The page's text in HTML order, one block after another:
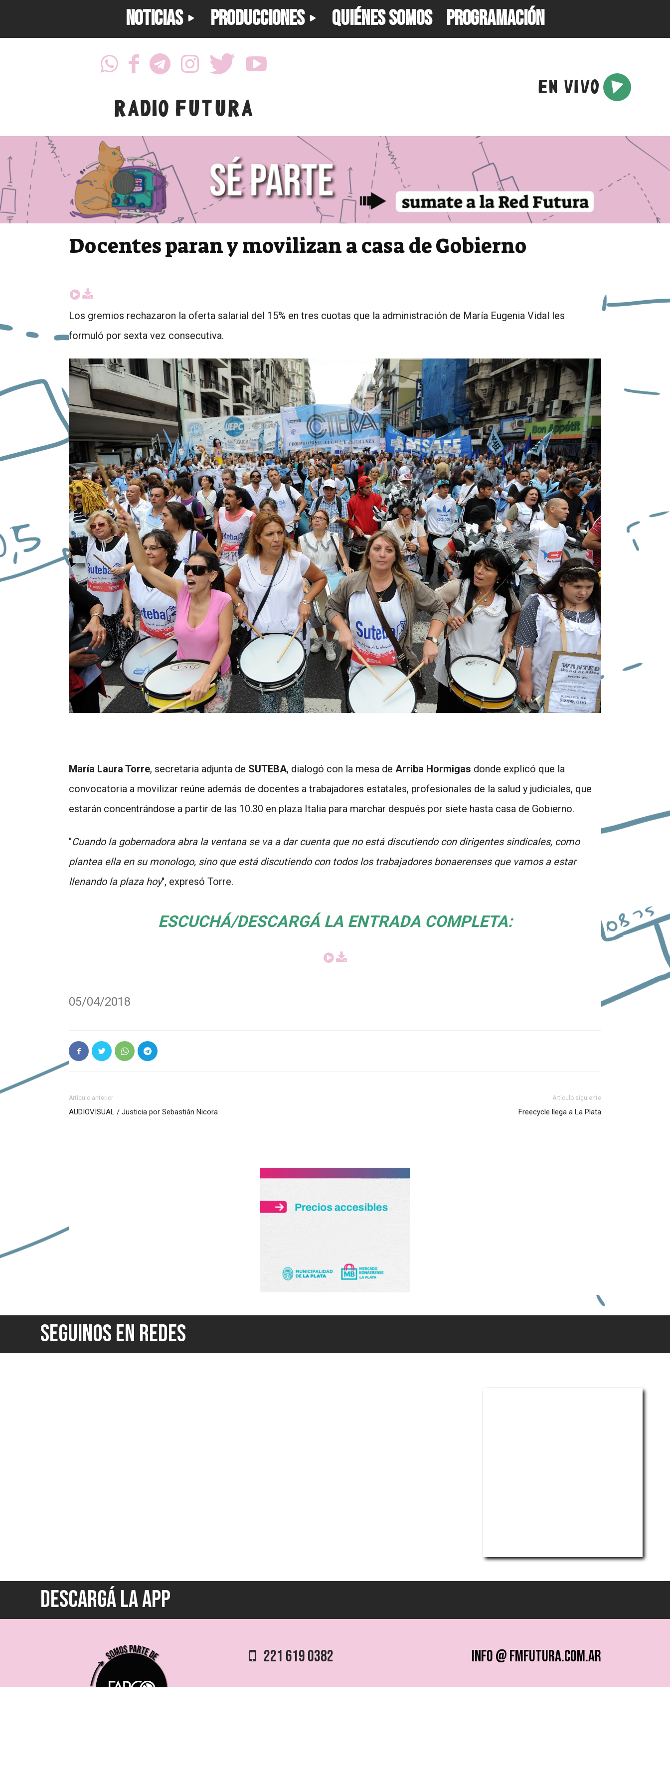
NOTICIAS PRODUCCIONES QUIÉNES SOMOS PROGRAMACIÓN
RADIO FUTURA
EN VIVO
Docentes paran y movilizan a casa de Gobierno
Los gremios rechazaron la oferta salarial del 15% en tres cuotas que la administración de María Eugenia Vidal les
formuló por sexta vez consecutiva.
María Laura Torre, secretaria adjunta de SUTEBA, dialogó con la mesa de Arriba Hormigas donde explicó que la
convocatoria a movilizar reúne además de docentes a trabajadores estatales, profesionales de la salud y judiciales, que
estarán concentrándose a partir de las 10.30 en plaza Italia para marchar después por siete hasta casa de Gobierno.
"Cuando la gobernadora abra la ventana se va a dar cuenta que no está discutiendo con dirigentes sindicales, como
plantea ella en su monologo, sino que está discutiendo con todos los trabajadores bonaerenses que vamos a estar
llenando la plaza hoy", expresó Torre.
ESCUCHÁ/DESCARGÁ LA ENTRADA COMPLETA:
05/04/2018
Artículo anterior
AUDIOVISUAL / Justicia por Sebastián Nicora
Artículo siguiente
Freecycle llega a La Plata
SEGUINOS EN REDES
DESCARGÁ LA APP
221 619 0382
info @ fmfutura.com.ar